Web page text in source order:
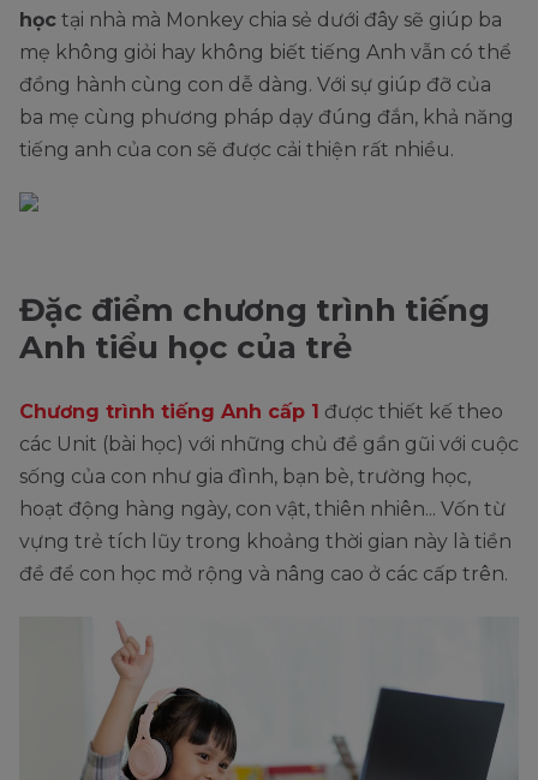
học tại nhà mà Monkey chia sẻ dưới đây sẽ giúp ba
mẹ không giỏi hay không biết tiếng Anh vẫn có thể
đồng hành cùng con dễ dàng. Với sự giúp đỡ của
ba mẹ cùng phương pháp dạy đúng đắn, khả năng
tiếng anh của con sẽ được cải thiện rất nhiều.
Đặc điểm chương trình tiếng
Anh tiểu học của trẻ
Chương trình tiếng Anh cấp 1 được thiết kế theo
các Unit (bài học) với những chủ đề gần gũi với cuộc
sống của con như gia đình, bạn bè, trường học,
hoạt động hàng ngày, con vật, thiên nhiên... Vốn từ
vựng trẻ tích lũy trong khoảng thời gian này là tiền
đề để con học mở rộng và nâng cao ở các cấp trên.